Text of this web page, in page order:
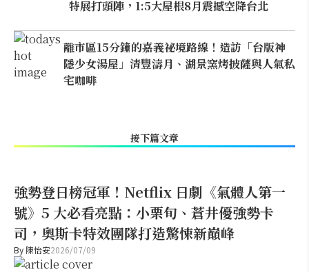
特展打頭陣，1:5大屋根8月震撼空降台北
離市區15分鐘的嘉義祕境路線！造訪「台版神
隱少女湯屋」清豐濤月、湖景窯烤披薩與人氣私
宅咖啡
接下篇文章
強勢登日榜冠軍！Netflix 日劇《氣體人第一
號》5 大必看亮點：小栗旬、蒼井優強勢卡
司，奧斯卡特效團隊打造驚悚新巔峰
By 陳怡安2026/07/09